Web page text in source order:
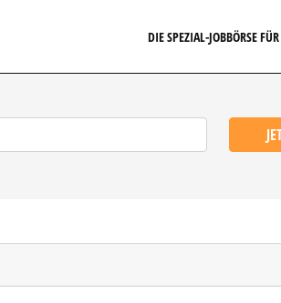
DIE SPEZIAL-JOBBÖRSE